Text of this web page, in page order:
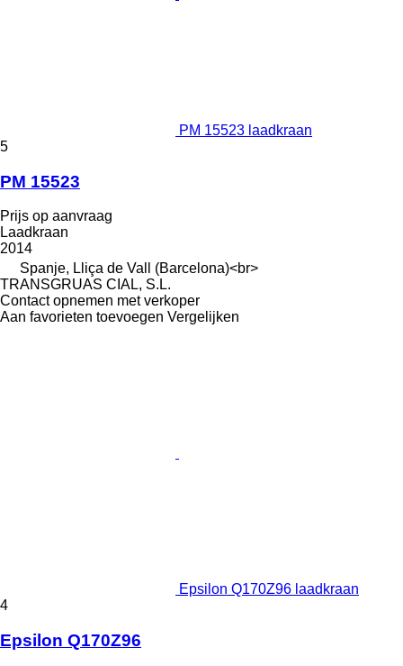
PM 15523 laadkraan
5
PM 15523
Prijs op aanvraag
Laadkraan
2014
Spanje, Lliça de Vall (Barcelona)<br>
TRANSGRUAS CIAL, S.L.
Contact opnemen met verkoper
Aan favorieten toevoegen Vergelijken
Epsilon Q170Z96 laadkraan
4
Epsilon Q170Z96